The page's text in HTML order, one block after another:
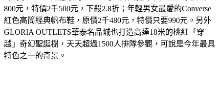
800元，特價2千500元，下殺2.8折；年輕男女最愛的Converse
紅色高筒經典帆布鞋，原價2千480元，特價只要990元。另外
GLORIA OUTLETS華泰名品城也打造高達18米的桃紅「穿
越」奇幻聖誕樹，天天超過1500人排隊參觀，可說是今年最具
特色之一的奇景。